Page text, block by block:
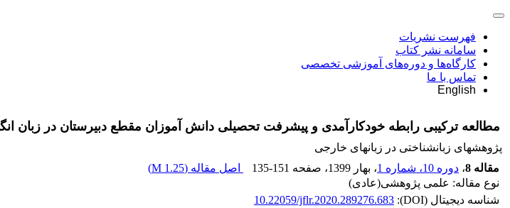
فهرست نشریات
سامانه نشر کتاب
کارگاه‌ها و دوره‌های آموزشی تخصصی
تماس با ما
English
مطالعه ترکیبی رابطه خودکارآمدی و پیشرفت تحصیلی دانش آموزان مقطع دبیرستان در زبان
پژوهشهای زبانشناختی در زبانهای خارجی
مقاله 8
، دوره 10، شماره 1 ، بهار 1399 ، صفحه 135-151 اصل مقاله (1.25 M
)
نوع مقاله: علمی پژوهشی(عادی)
شناسه دیجیتال (DOI):
10.22059/jflr.2020.289276.683